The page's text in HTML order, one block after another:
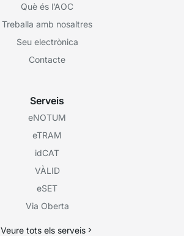
Què és l’AOC
Treballa amb nosaltres
Seu electrònica
Contacte
Serveis
eNOTUM
eTRAM
idCAT
VÀLID
eSET
Via Oberta
Veure tots els serveis